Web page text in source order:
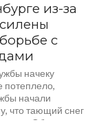
из-за
с
начеку
потеплело,
начали
что тающий снег
Об этом